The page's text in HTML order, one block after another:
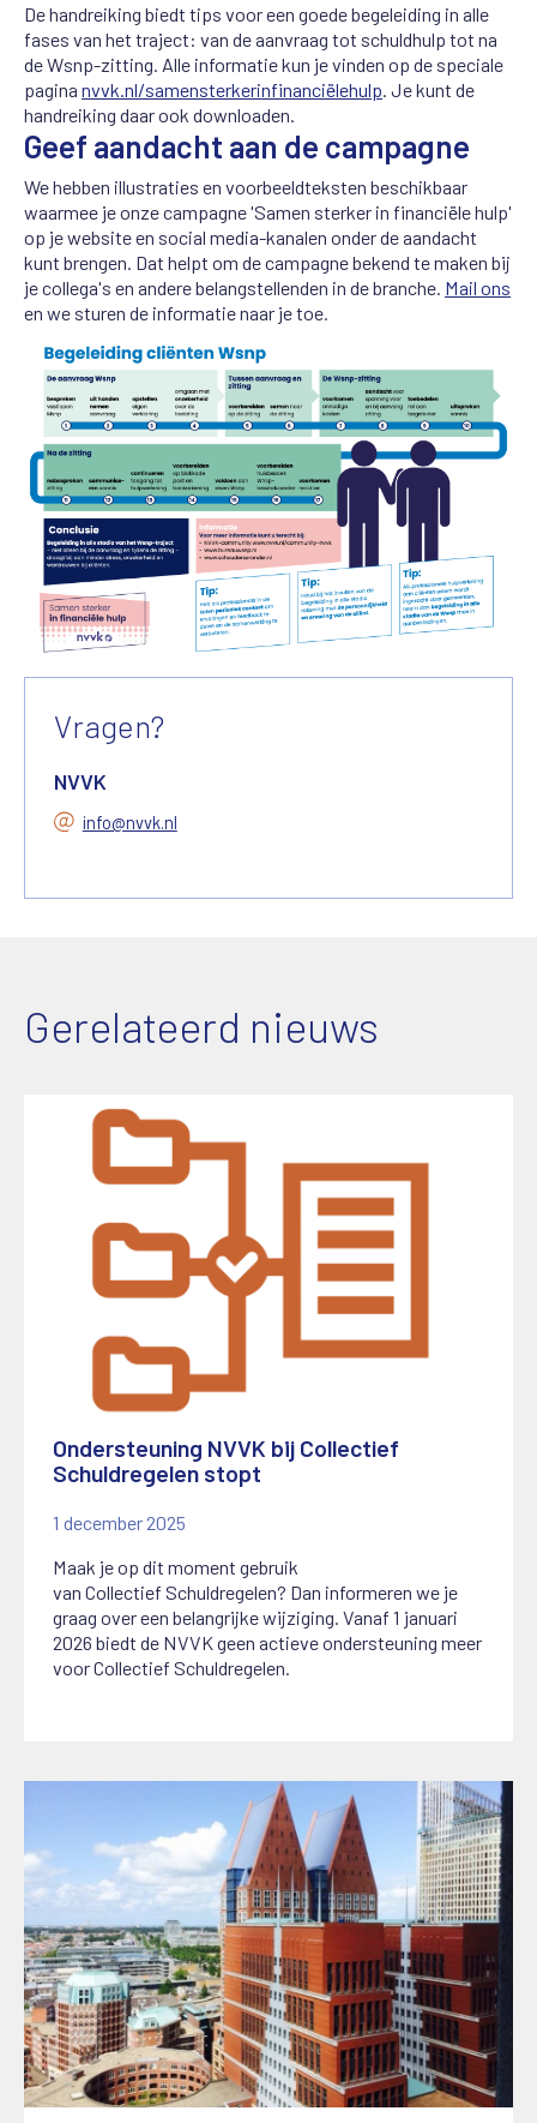
De handreiking biedt tips voor een goede begeleiding in alle
fases van het traject: van de aanvraag tot schuldhulp tot na
de Wsnp-zitting. Alle informatie kun je vinden op de speciale
pagina nvvk.nl/samensterkerinfinanciëlehulp . Je kunt de
handreiking daar ook downloaden.
Geef aandacht aan de campagne
We hebben illustraties en voorbeeldteksten beschikbaar
waarmee je onze campagne 'Samen sterker in financiële hulp'
op je website en social media-kanalen onder de aandacht
kunt brengen. Dat helpt om de campagne bekend te maken bij
je collega's en andere belangstellenden in de branche. Mail ons
en we sturen de informatie naar je toe.
Vragen?
NVVK
info@nvvk.nl
Gerelateerd nieuws
Ondersteuning NVVK bij Collectief
Schuldregelen stopt
1 december 2025
Maak je op dit moment gebruik
vanCollectiefSchuldregelen? Dan informeren we je
graag over een belangrijke wijziging. Vanaf 1 januari
2026 biedt de NVVK geen actieve ondersteuning meer
voor Collectief Schuldregelen.